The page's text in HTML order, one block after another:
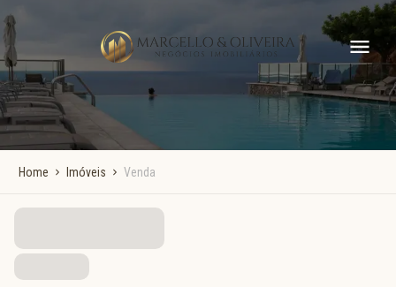
Home Imóveis Venda